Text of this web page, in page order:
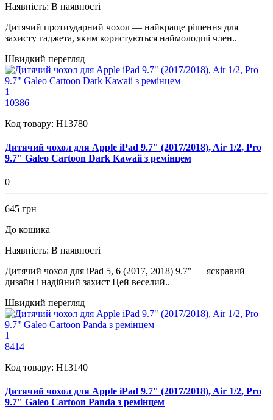
Наявність: В наявності
Дитячий протиударний чохол — найкраще рішення для
захисту гаджета, яким користуються наймолодші член..
Швидкий перегляд
1
10386
Код товару: H13780
Дитячий чохол для Apple iPad 9.7" (2017/2018), Air 1/2, Pro
9.7" Galeo Cartoon Dark Kawaii з ремінцем
0
645 грн
До кошика
Наявність: В наявності
Дитячий чохол для iPad 5, 6 (2017, 2018) 9.7" — яскравий
дизайн і надійний захист Цей веселий..
Швидкий перегляд
1
8414
Код товару: H13140
Дитячий чохол для Apple iPad 9.7" (2017/2018), Air 1/2, Pro
9.7" Galeo Cartoon Panda з ремінцем